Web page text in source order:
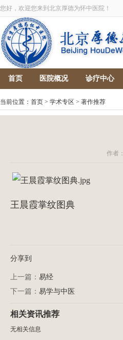
您好，欢迎您来到北京厚德为怀中医院！
首页 医院概况 诊疗中心
当前位置： 首页 > 学术专区 > 著作推荐
作者：
王晨霞掌纹图典
分享到
上一篇： 易经
下一篇： 易学与中医
相关资讯推荐
无相关信息